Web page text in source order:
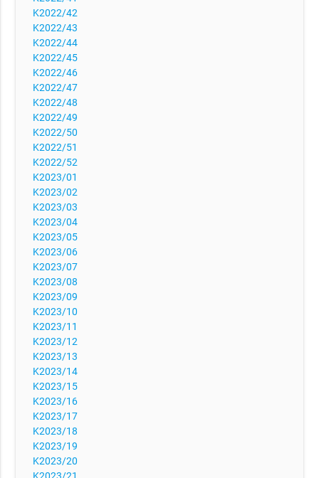
K2022/42
K2022/43
K2022/44
K2022/45
K2022/46
K2022/47
K2022/48
K2022/49
K2022/50
K2022/51
K2022/52
K2023/01
K2023/02
K2023/03
K2023/04
K2023/05
K2023/06
K2023/07
K2023/08
K2023/09
K2023/10
K2023/11
K2023/12
K2023/13
K2023/14
K2023/15
K2023/16
K2023/17
K2023/18
K2023/19
K2023/20